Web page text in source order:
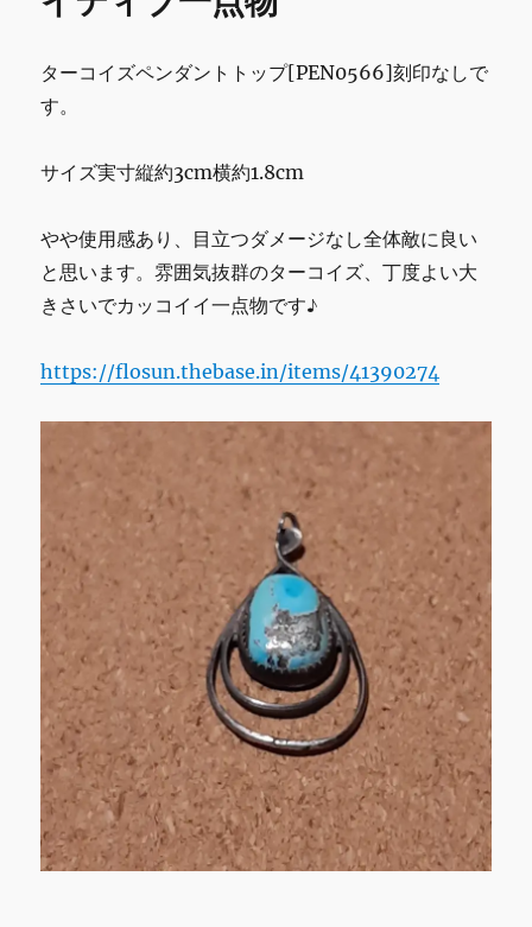
ー
ッ
プ
イ
デ
ィ
ネ
イ
一
点
物
良
品
に
ターコイズペンダントトップ[PEN0566]刻印なしで
す。
サイズ実寸縦約3cm横約1.8cm
やや使用感あり、目立つダメージなし全体敵に良い
と思います。雰囲気抜群のターコイズ、丁度よい大
きさいでカッコイイ一点物です♪
https://flosun.thebase.in/items/41390274